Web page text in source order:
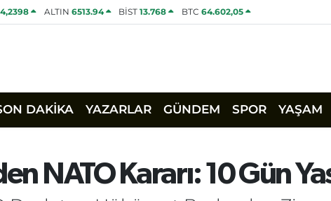
ALTIN 6513.94 BİST13.768 BTC 64.602,05
DAKİKA YAZARLAR GÜNDEM SPOR YAŞAM
NATO Kararı: 10 Gün